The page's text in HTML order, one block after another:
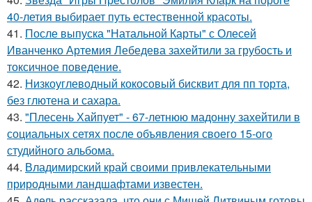
40-летия выбирает путь естественной красоты.
41. После выпуска "Натальной Карты" с Олесей
Иванченко Артемия Лебедева захейтили за грубость и
токсичное поведение.
42. Низкоуглеводный кокосовый бисквит для пп торта,
без глютена и сахара.
43. "Плесень Хайпует" - 67-летнюю мадонну захейтили в
социальных сетях после объявления своего 15-ого
студийного альбома.
44. Владимирский край своими привлекательными
природными ландшафтами известен.